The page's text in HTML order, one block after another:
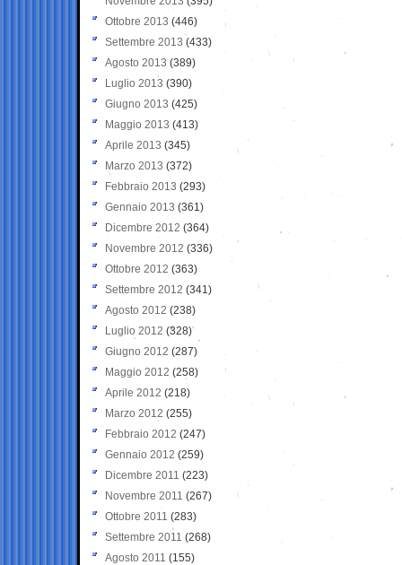
Ottobre 2013 (446)
Settembre 2013 (433)
Agosto 2013 (389)
Luglio 2013 (390)
Giugno 2013 (425)
Maggio 2013 (413)
Aprile 2013 (345)
Marzo 2013 (372)
Febbraio 2013 (293)
Gennaio 2013 (361)
Dicembre 2012 (364)
Novembre 2012 (336)
Ottobre 2012 (363)
Settembre 2012 (341)
Agosto 2012 (238)
Luglio 2012 (328)
Giugno 2012 (287)
Maggio 2012 (258)
Aprile 2012 (218)
Marzo 2012 (255)
Febbraio 2012 (247)
Gennaio 2012 (259)
Dicembre 2011 (223)
Novembre 2011 (267)
Ottobre 2011 (283)
Settembre 2011 (268)
Agosto 2011 (155)